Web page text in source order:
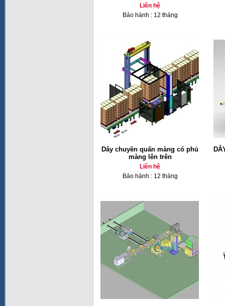
Liên hệ
Bảo hành : 12 tháng
Dây chuyền quấn màng có phủ
màng lên trên
Liên hệ
Bảo hành : 12 tháng